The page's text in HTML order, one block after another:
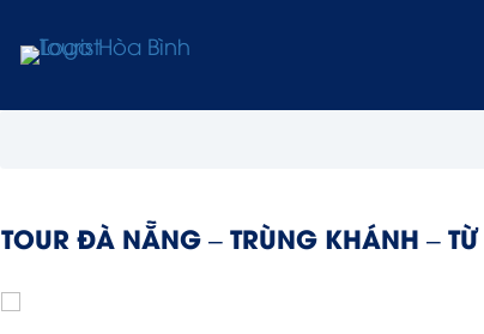
TOUR ĐÀ NẴNG – TRÙNG KHÁNH –